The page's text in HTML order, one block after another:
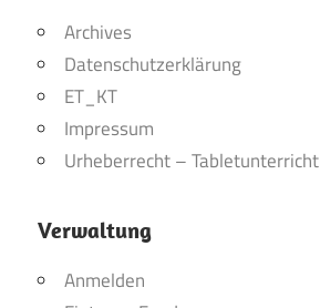
Archives
Datenschutzerklärung
ET_KT
Impressum
Urheberrecht – Tabletunterricht
Verwaltung
Anmelden